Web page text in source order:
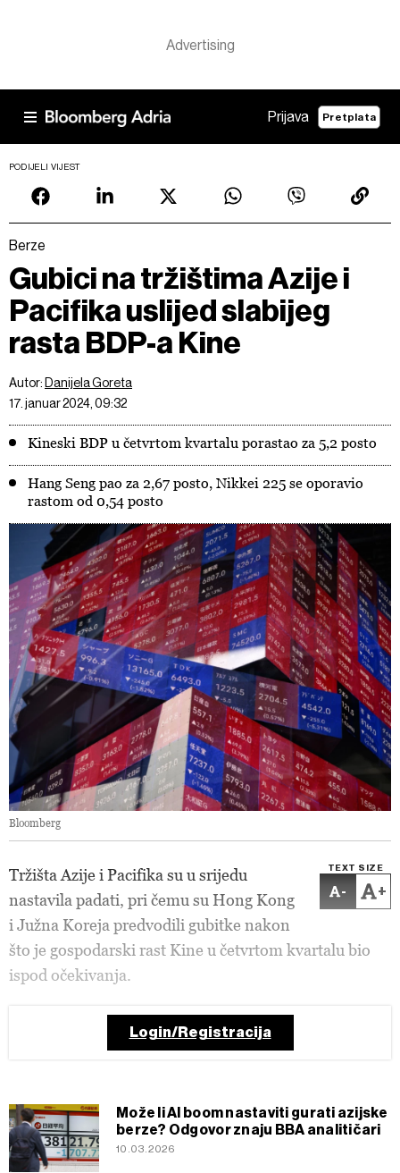
Prijava Pretplata
PODIJELI VIJEST
Berze
Gubici na tržištima Azije i
Pacifika uslijed slabijeg
rasta BDP-a Kine
Autor: Danijela Goreta
17. januar 2024, 09:32
Kineski BDP u četvrtom kvartalu porastao za 5,2 posto
Hang Seng pao za 2,67 posto, Nikkei 225 se oporavio
rastom od 0,54 posto
Bloomberg
TEXT SIZE
- +
Tržišta Azije i Pacifika su u srijedu
nastavila padati, pri čemu su Hong Kong
i Južna Koreja predvodili gubitke nakon
što je gospodarski rast Kine u četvrtom kvartalu bio
ispod očekivanja.
Login/Registracija
Može li AI boom nastaviti gurati azijske
berze? Odgovor znaju BBA analitičari
10.03.2026